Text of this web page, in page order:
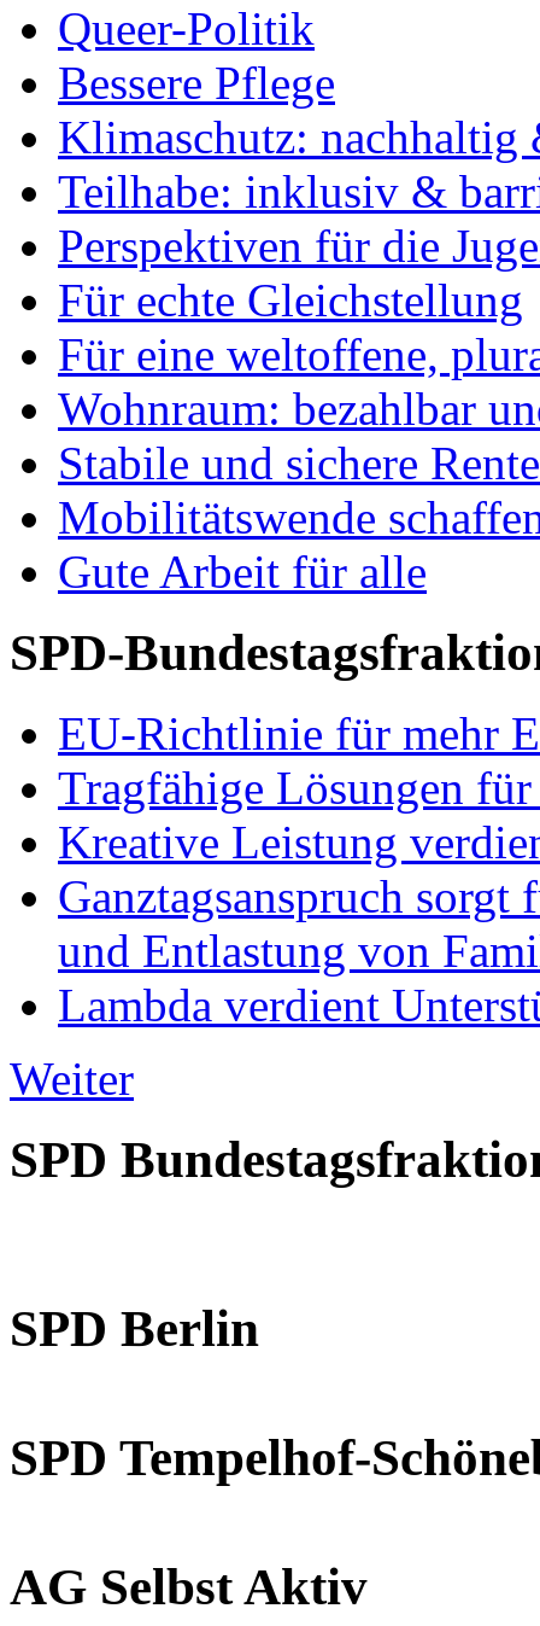
Queer-Politik
Bessere Pflege
Klimaschutz: nachhaltig
Teilhabe: inklusiv &
Perspektiven für die
Für echte Gleichstellung
Für eine weltoffene,
Wohnraum: bezahlbar
Stabile und sichere
Mobilitätswende
Gute Arbeit für alle
SPD-
EU-Richtlinie für mehr
Tragfähige Lösungen
Kreative Leistung
Ganztagsanspruch
und Entlastung von
Lambda verdient
Weiter
SPD
SPD Berlin
SPD Tempelhof-
AG Selbst Aktiv